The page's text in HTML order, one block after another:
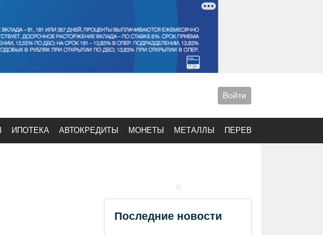
Войти
ИПОТЕКА АВТОКРЕДИТЫ МОНЕТЫ МЕТАЛЛЫ ПЕРЕВОДЫ
Последние новости